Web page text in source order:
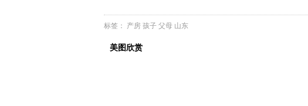
标签： 产房 孩子 父母 山东
美图欣赏